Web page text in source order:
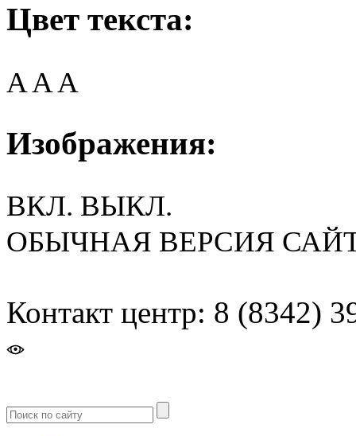
Цвет текста:
AAA
Изображения:
ВКЛ. ВЫКЛ.
ОБЫЧНАЯ ВЕРСИЯ
Контакт центр: 8 (8342)